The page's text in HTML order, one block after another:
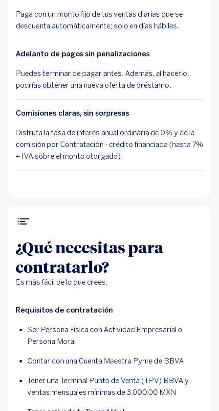
Paga con un monto fijo de tus ventas diarias que se
descuenta automáticamente; solo en días hábiles.
Adelanto de pagos sin penalizaciones
Puedes terminar de pagar antes. Además, al hacerlo,
podrías obtener una nueva oferta de préstamo.
Comisiones claras, sin sorpresas
Disfruta la tasa de interés anual ordinaria de 0% y de la
comisión por Contratación - crédito financiada (hasta 7%
+ IVA sobre el monto otorgado).
¿Qué necesitas para
contratarlo?
Es más fácil de lo que crees.
Requisitos de contratación
Ser Persona Física con Actividad Empresarial o
Persona Moral
Contar con una Cuenta Maestra Pyme de BBVA
Tener una Terminal Punto de Venta (TPV) BBVA y
ventas mensuales mínimas de 3,000.00 MXN